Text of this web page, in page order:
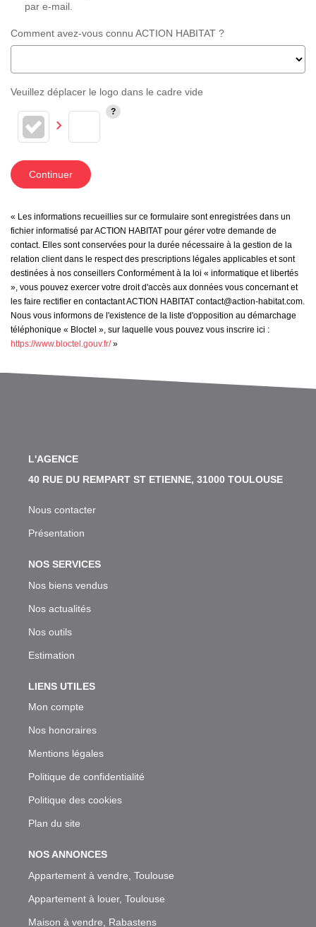
par e-mail.
Comment avez-vous connu ACTION HABITAT ?
Veuillez déplacer le logo dans le cadre vide
Continuer
« Les informations recueillies sur ce formulaire sont enregistrées dans un
fichier informatisé par ACTION HABITAT pour gérer votre demande de
contact. Elles sont conservées pour la durée nécessaire à la gestion de la
relation client dans le respect des prescriptions légales applicables et sont
destinées à nos conseillers Conformément à la loi « informatique et libertés
», vous pouvez exercer votre droit d'accès aux données vous concernant et
les faire rectifier en contactant ACTION HABITAT contact@action-habitat.com.
Nous vous informons de l'existence de la liste d'opposition au démarchage
téléphonique « Bloctel », sur laquelle vous pouvez vous inscrire ici :
https://www.bloctel.gouv.fr/»
L'AGENCE
40 RUE DU REMPART ST ETIENNE, 31000 TOULOUSE
Nous contacter
Présentation
NOS SERVICES
Nos biens vendus
Nos actualités
Nos outils
Estimation
LIENS UTILES
Mon compte
Nos honoraires
Mentions légales
Politique de confidentialité
Politique des cookies
Plan du site
NOS ANNONCES
Appartement à vendre, Toulouse
Appartement à louer, Toulouse
Maison à vendre, Rabastens